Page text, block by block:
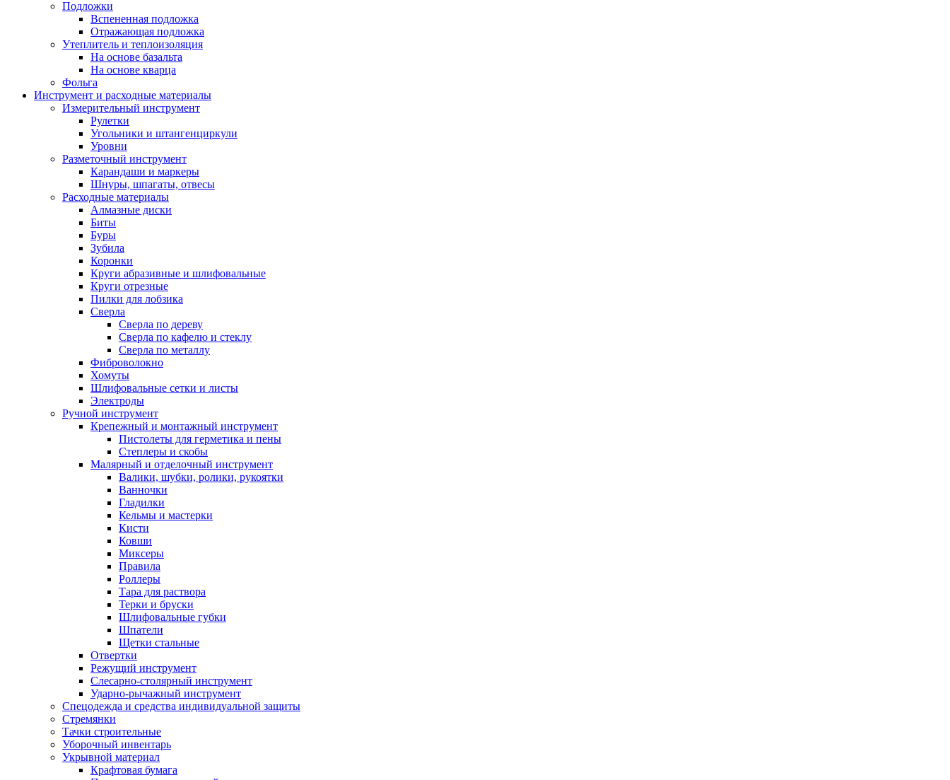
Подложки
Вспененная подложка
Отражающая подложка
Утеплитель и теплоизоляция
На основе базальта
На основе кварца
Фольга
Инструмент и расходные материалы
Измерительный инструмент
Рулетки
Угольники и штангенциркули
Уровни
Разметочный инструмент
Карандаши и маркеры
Шнуры, шпагаты, отвесы
Расходные материалы
Алмазные диски
Биты
Буры
Зубила
Коронки
Круги абразивные и шлифовальные
Круги отрезные
Пилки для лобзика
Сверла
Сверла по дереву
Сверла по кафелю и стеклу
Сверла по металлу
Фиброволокно
Хомуты
Шлифовальные сетки и листы
Электроды
Ручной инструмент
Крепежный и монтажный инструмент
Пистолеты для герметика и пены
Степлеры и скобы
Малярный и отделочный инструмент
Валики, шубки, ролики, рукоятки
Ванночки
Гладилки
Кельмы и мастерки
Кисти
Ковши
Миксеры
Правила
Роллеры
Тара для раствора
Терки и бруски
Шлифовальные губки
Шпатели
Щетки стальные
Отвертки
Режущий инструмент
Слесарно-столярный инструмент
Ударно-рычажный инструмент
Спецодежда и средства индивидуальной защиты
Стремянки
Тачки строительные
Уборочный инвентарь
Укрывной материал
Крафтовая бумага